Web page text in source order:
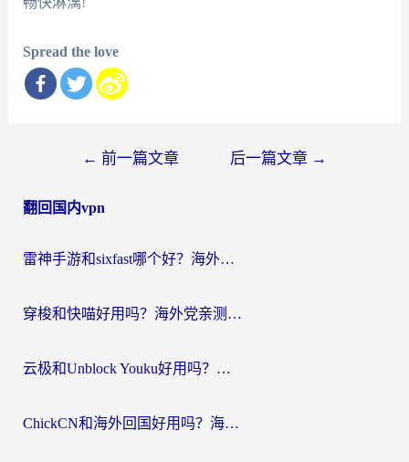
Spread the love
导
← 前一篇文章 后一篇文章 →
翻回国内vpn
雷神手游和sixfast哪个好？海外党亲测3款回国加速器，教你选对不踩坑
穿梭和快喵好用吗？海外党亲测：小众加速器对比+番茄加速器深度体验
云极和Unblock Youku好用吗？海外党亲测+2026回国加速器避坑指南
ChickCN和海外回国好用吗？海外党2026亲测：从手游到影音，选对加速器的3个关键